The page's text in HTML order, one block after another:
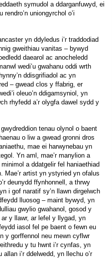
symudol a ddarganfuwyd, ei
uniongyrchol o’i
yn ddyledus i’r traddodiad
gweithiau vanitas – bywyd
daearol ac anocheledd
wedi’u gwahanu oddi wrth
ddisgrifiadol ac yn
– gwead clos y ffabrig, er
oleuo’n ddigamsyniol, yn
rhyfedd a’r olygfa dawel sydd y
tenau olynol o baent
o liw a gwead gronni dros
mae ei harwynebau yn
Yn aml, mae’r manylion a
a ddatgelir fel haniaethiad
Mae’r artist yn ystyried yn ofalus
deunydd ffynhonnell, a thrwy
i gof naratif sy’n llawn dirgelwch
lluosog – maint bywyd, yn
gwylio gwahanol, gosod y
y llawr, ar lefel y llygad, yn
iasol fel pe baent o fewn eu
y gorffennol neu mewn cyflwr
y tu hwnt i’r cynfas, yn
i’r ddelwedd, yn llechu o’r